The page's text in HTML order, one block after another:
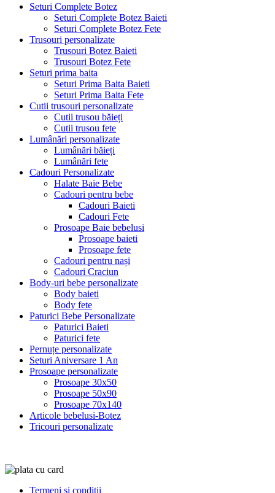
Seturi Complete Botez
Seturi Complete Botez Baieti
Seturi Complete Botez Fete
Trusouri personalizate
Trusouri Botez Baieti
Trusouri Botez Fete
Seturi prima baita
Seturi Prima Baita Baieti
Seturi Prima Baita Fete
Cutii trusouri personalizate
Cutii trusou băieți
Cutii trusou fete
Lumânări personalizate
Lumânări băieți
Lumânări fete
Cadouri Personalizate
Halate Baie Bebe
Cadouri pentru bebe
Cadouri Baieti
Cadouri Fete
Prosoape Baie bebelusi
Prosoape baieti
Prosoape fete
Cadouri pentru nași
Cadouri Craciun
Body-uri bebe personalizate
Body baieti
Body fete
Paturici Bebe Personalizate
Paturici Baieti
Paturici fete
Pernuțe personalizate
Seturi Aniversare 1 An
Prosoape personalizate
Prosoape 30x50
Prosoape 50x90
Prosoape 70x140
Articole bebelusi-Botez
Tricouri personalizate
Termeni si conditii